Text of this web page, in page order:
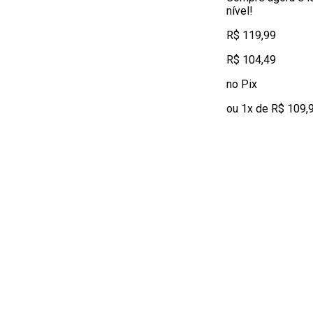
nível!
R$ 119,99
R$ 104,49
no Pix
ou 1x de R$